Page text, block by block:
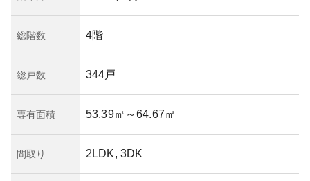
総階数 4階
総戸数 344戸
専有面積 53.39㎡ ～64.67㎡
間取り 2LDK, 3DK